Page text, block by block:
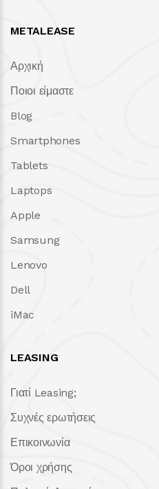
METALEASE
Αρχική
Ποιοι είμαστε
Blog
Smartphones
Tablets
Laptops
Apple
Samsung
Lenovo
Dell
iMac
LEASING
Γιατί Leasing;
Συχνές ερωτήσεις
Επικοινωνία
Όροι χρήσης